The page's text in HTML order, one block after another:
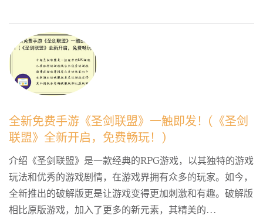
全新免费手游《圣剑联盟》一触即发！(《圣剑
联盟》全新开启，免费畅玩！)
介绍《圣剑联盟》是一款经典的RPG游戏，以其独特的游戏
玩法和优秀的游戏剧情，在游戏界拥有众多的玩家。如今，
全新推出的破解版更是让游戏变得更加刺激和有趣。破解版
相比原版游戏，加入了更多的新元素，其精美的...